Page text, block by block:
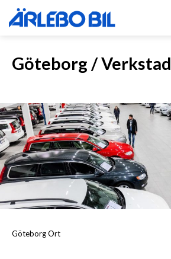
Göteborg / Verkstad
Göteborg Ort